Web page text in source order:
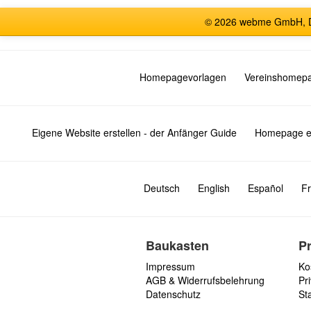
© 2026 webme GmbH,
Homepagevorlagen
Eigene Website erstellen - der Anfänger Guide Homepage
Deutsch English Español
Baukasten
Impressum
AGB & Widerrufsbelehrung
Datenschutz